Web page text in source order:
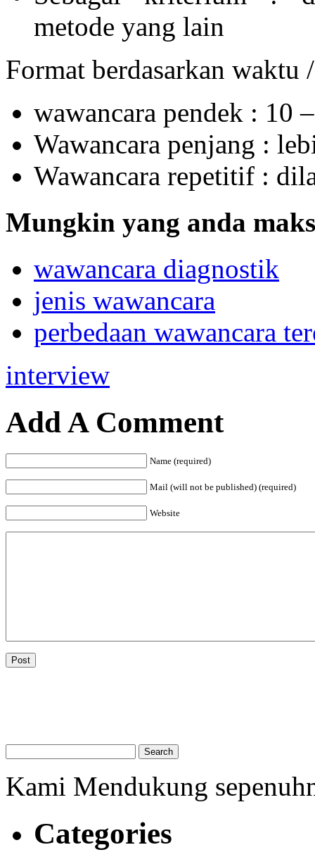
metode yang lain
Format berdasarkan waktu
wawancara pendek : 10
Wawancara penjang :
Wawancara repetitif :
Mungkin yang anda
wawancara diagnostik
jenis wawancara
perbedaan wawancara
interview
Add A Comment
Name (required)
Mail (will not be published) (required)
Website
Kami Mendukung
Categories